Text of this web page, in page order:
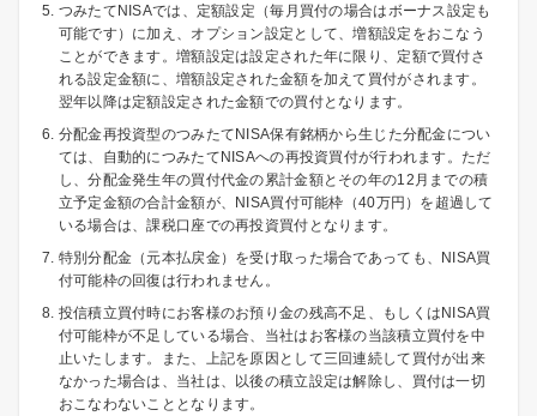
つみたてNISAでは、定額設定（毎月買付の場合はボーナス設定も
可能です）に加え、オプション設定として、増額設定をおこなう
ことができます。増額設定は設定された年に限り、定額で買付さ
れる設定金額に、増額設定された金額を加えて買付がされます。
翌年以降は定額設定された金額での買付となります。
分配金再投資型のつみたてNISA保有銘柄から生じた分配金につい
ては、自動的につみたてNISAへの再投資買付が行われます。ただ
し、分配金発生年の買付代金の累計金額とその年の12月までの積
立予定金額の合計金額が、NISA買付可能枠（40万円）を超過して
いる場合は、課税口座での再投資買付となります。
特別分配金（元本払戻金）を受け取った場合であっても、NISA買
付可能枠の回復は行われません。
投信積立買付時にお客様のお預り金の残高不足、もしくはNISA買
付可能枠が不足している場合、当社はお客様の当該積立買付を中
止いたします。また、上記を原因として三回連続して買付が出来
なかった場合は、当社は、以後の積立設定は解除し、買付は一切
おこなわないこととなります。